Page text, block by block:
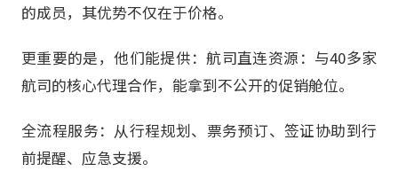
的成员，其优势不仅在于价格。
更重要的是，他们能提供：航司直连资源：与40多家
航司的核心代理合作，能拿到不公开的促销舱位。
全流程服务：从行程规划、票务预订、签证协助到行
前提醒、应急支援。